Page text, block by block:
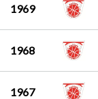
1969
1968
1967